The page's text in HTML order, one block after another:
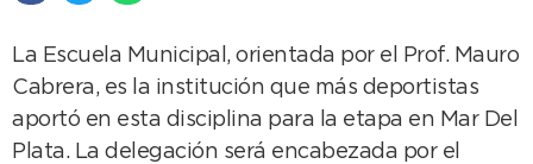
La Escuela Municipal, orientada por el Prof. Mauro
Cabrera, es la institución que más deportistas
aportó en esta disciplina para la etapa en Mar Del
Plata. La delegación será encabezada por el